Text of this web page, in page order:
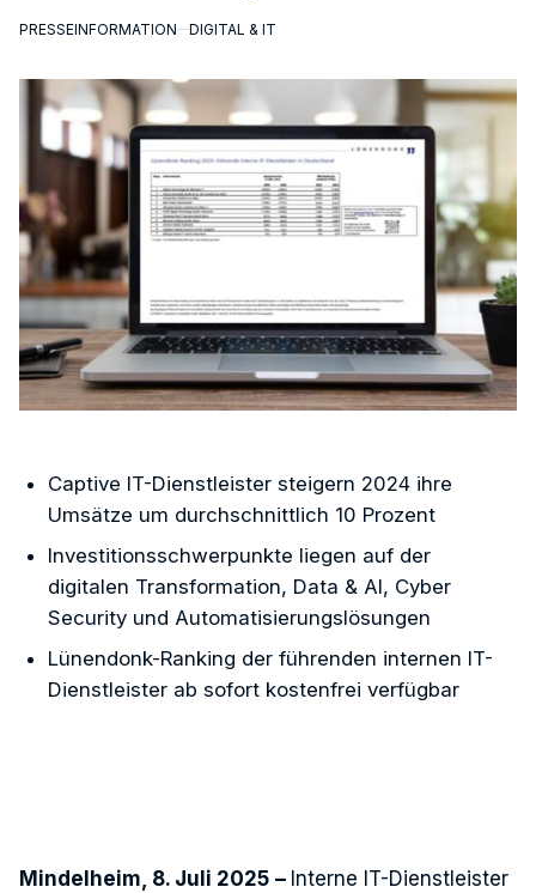
PRESSEINFORMATION DIGITAL & IT
Captive IT-Dienstleister steigern 2024 ihre
Umsätze um durchschnittlich 10 Prozent
Investitionsschwerpunkte liegen auf der
digitalen Transformation, Data & AI, Cyber
Security und Automatisierungslösungen
Lünendonk-Ranking der führenden internen IT-
Dienstleister ab sofort kostenfrei verfügbar
Mindelheim, 8. Juli 2025 – Interne IT-Dienstleister